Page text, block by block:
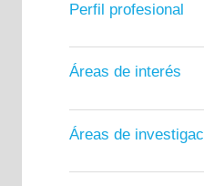
Perfil profesional
Áreas de interés
Áreas de